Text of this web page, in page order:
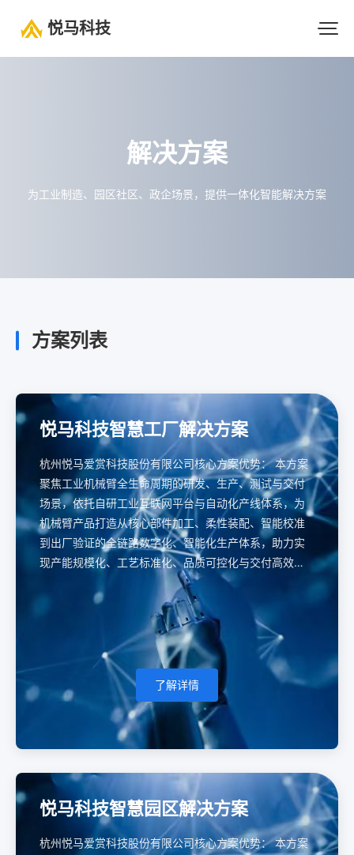
悦马科技
解决方案
为工业制造、园区社区、政企场景，提供一体化智能解决方案
方案列表
悦马科技智慧工厂解决方案
杭州悦马爱赏科技股份有限公司核心方案优势： 本方案
聚焦工业机械臂全生命周期的研发、生产、测试与交付
场景，依托自研工业互联网平台与自动化产线体系，为
机械臂产品打造从核心部件加工、柔性装配、智能校准
到出厂验证的全链路数字化、智能化生产体系，助力实
现产能规模化、工艺标准化、品质可控化与交付高效
了解详情
悦马科技智慧园区解决方案
杭州悦马爱赏科技股份有限公司核心方案优势： 本方案